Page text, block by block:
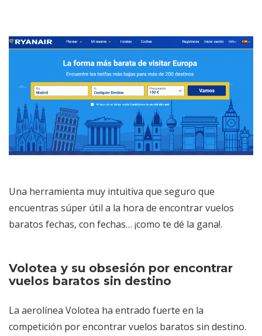
Una herramienta muy intuitiva que seguro que
encuentras súper útil a la hora de encontrar vuelos
baratos fechas, con fechas… ¡como te dé la gana!.
Volotea y su obsesión por encontrar
vuelos baratos sin destino
La aerolínea Volotea ha entrado fuerte en la
competición por encontrar vuelos baratos sin destino.